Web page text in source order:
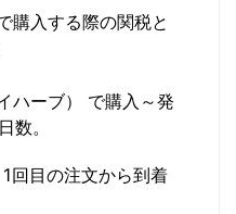
購入する際の関税と
ハーブ） で購入～発
数。
目の注文から到着